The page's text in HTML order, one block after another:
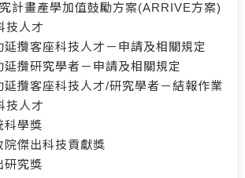
計畫產學加值鼓勵方案(ARRIVE方案)
技人才
攬客座科技人才－申請及相關規定
攬研究學者－申請及相關規定
攬客座科技人才/研究學者－結報作業
技人才
科學獎
傑出科技貢獻獎
研究獎